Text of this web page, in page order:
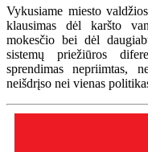
Vykusiame miesto
klausimas dėl karšto
mokesčio bei dėl
sistemų priežiūros
sprendimas nepriimtas,
neišdrįso nei vienas